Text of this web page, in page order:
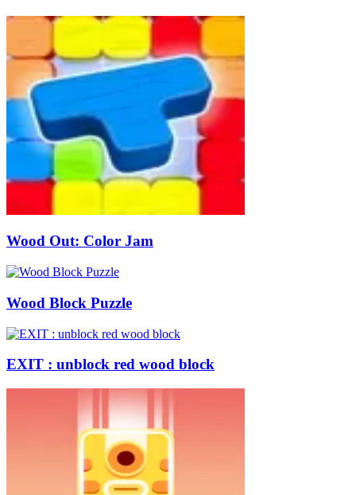
Wood Out: Color Jam
Wood Block Puzzle
EXIT : unblock red wood block